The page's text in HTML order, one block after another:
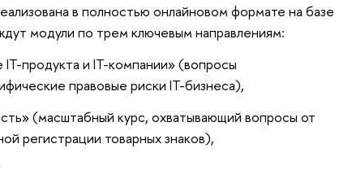
в полностью онлайновом формате на базе
модули по трем ключевым направлениям:
продукта и IT-компании» (вопросы
правовые риски IT-бизнеса),
(масштабный курс, охватывающий вопросы от
регистрации товарных знаков),